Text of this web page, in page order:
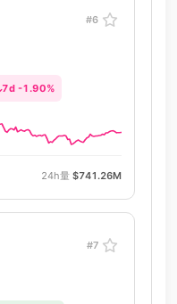
#6
7d -1.90%
24h量 $741.26M
#7